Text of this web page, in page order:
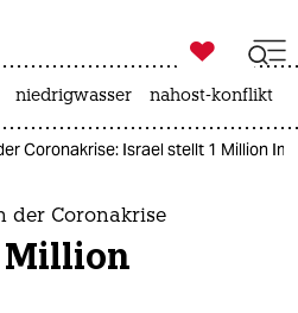
ich
ich

taz zahl ich
niedrigwasser nahost-konflikt
Coronakrise: Israel stellt 1 Million
der Coronakrise
Million